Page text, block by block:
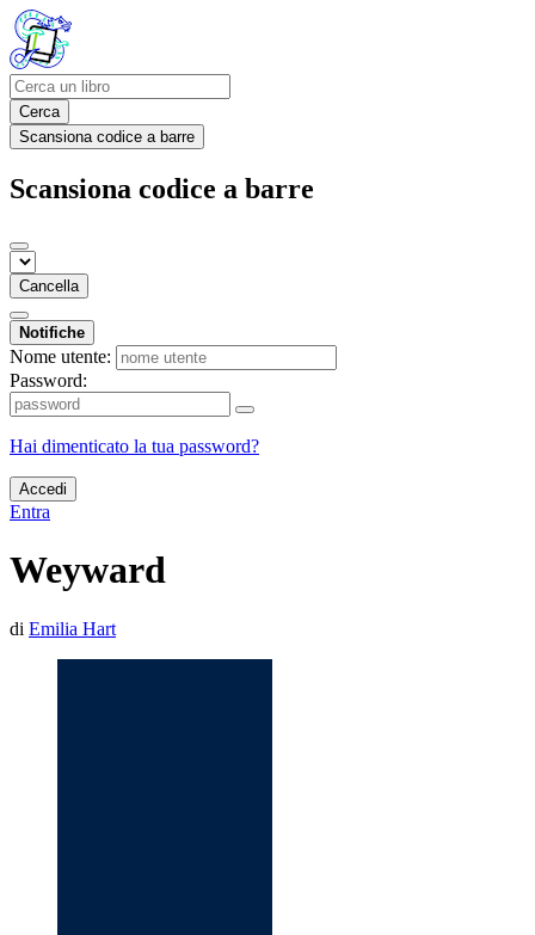
Cerca
Scansiona codice a barre
Scansiona codice a barre
Cancella
Notifiche
Nome utente:
Password:
Hai dimenticato la tua password?
Accedi
Entra
Weyward
di Emilia Hart